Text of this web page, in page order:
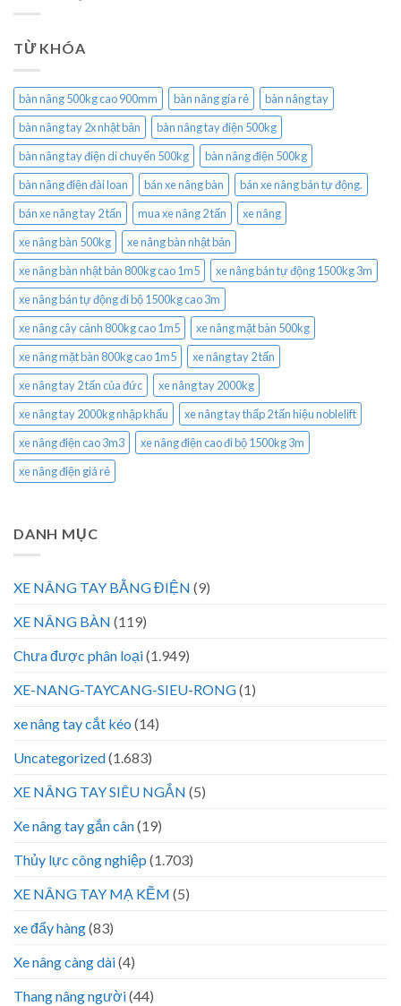
TỪ KHÓA
bàn nâng 500kg cao 900mm bàn nâng gía rẻ
bàn nâng tay
bàn nâng tay 2x nhật bản
bàn nâng tay điện 500kg
bàn nâng tay điện di chuyển 500kg
bàn nâng điện 500kg
bàn nâng điện đài loan
bán xe nâng bàn
bán xe nâng bán tự động.
bán xe nâng tay 2 tấn
mua xe nâng 2 tấn
xe nâng
xe nâng bàn 500kg
xe nâng bàn nhật bản
xe nâng bàn nhật bản 800kg cao 1m5
xe nâng bán tự động 1500kg 3m
xe nâng bán tự động đi bộ 1500kg cao 3m
xe nâng cây cảnh 800kg cao 1m5
xe nâng mặt bàn 500kg
xe nâng mặt bàn 800kg cao 1m5
xe nâng tay 2 tấn
xe nâng tay 2 tấn của đức
xe nâng tay 2000kg
xe nâng tay 2000kg nhập khẩu
xe nâng tay thấp 2 tấn hiệu noblelift
xe nâng điện cao 3m3
xe nâng điện cao đi bộ 1500kg 3m
xe nâng điện giá rẻ
DANH MỤC
XE NÂNG TAY BẰNG ĐIỆN (9)
XE NÂNG BÀN (119)
Chưa được phân loại(1.949)
XE-NANG-TAYCANG-SIEU-RONG(1)
xe nâng tay cắt kéo (14)
Uncategorized(1.683)
XE NÂNG TAY SIÊU NGẮN (5)
Xe nâng tay gắn cân(19)
Thủy lực công nghiệp (1.703)
XE NÂNG TAY MẠ KẼM (5)
xe đẩy hàng(83)
Xe nâng càng dài(4)
Thang nâng người(44)